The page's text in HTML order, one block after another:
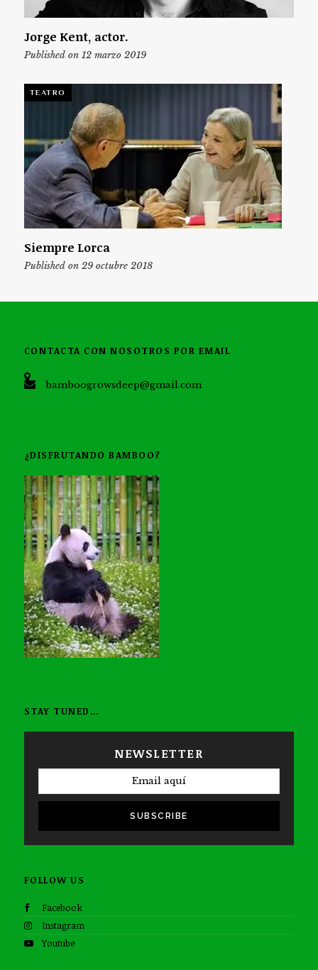
Jorge Kent, actor.
Published on 12 marzo 2019
TEATRO
Siempre Lorca
Published on 29 octubre 2018
CONTACTA CON NOSOTROS POR EMAIL
bamboogrowsdeep@gmail.com
¿DISFRUTANDO BAMBOO?
STAY TUNED…
NEWSLETTER
SUBSCRIBE
FOLLOW US
Facebook
Instagram
Youtube